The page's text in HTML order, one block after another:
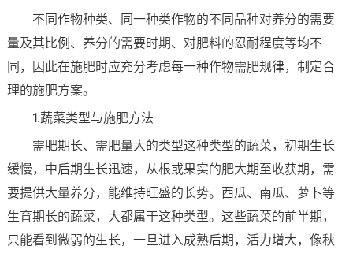
不同作物种类、同一种类作物的不同品种对养分的需要
量及其比例、养分的需要时期、对肥料的忍耐程度等均不
同，因此在施肥时应充分考虑每一种作物需肥规律，制定合
理的施肥方案。
1.蔬菜类型与施肥方法
需肥期长、需肥量大的类型这种类型的蔬菜，初期生长
缓慢，中后期生长迅速，从根或果实的肥大期至收获期，需
要提供大量养分，能维持旺盛的长势。西瓜、南瓜、萝卜等
生育期长的蔬菜，大都属于这种类型。这些蔬菜的前半期，
只能看到微弱的生长，一旦进入成熟后期，活力增大，像秋